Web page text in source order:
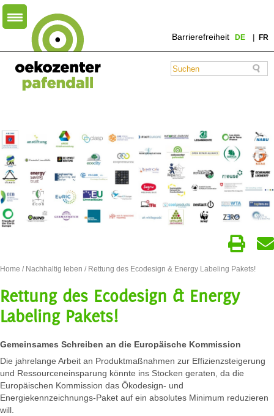
Barrierefreiheit DE FR
Home / Nachhaltig leben / Rettung des Ecodesign & Energy Labeling Pakets!
Rettung des Ecodesign & Energy
Labeling Pakets!
Gemeinsames Schreiben an die Europäische Kommission
Die jahrelange Arbeit an Produktmaßnahmen zur Effizienzsteigerung
und Ressourceneinsparung könnte ins Stocken geraten, da die
Europäischen Kommission das Ökodesign- und
Energiekennzeichnungs-Paket auf ein absolutes Minimum reduzieren
will.